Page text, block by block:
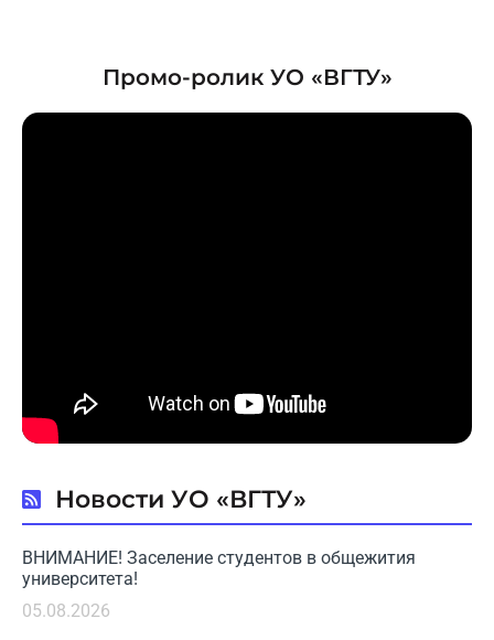
Промо-ролик УО «ВГТУ»
Новости УО «ВГТУ»
ВНИМАНИЕ! Заселение студентов в общежития
университета!
05.08.2026